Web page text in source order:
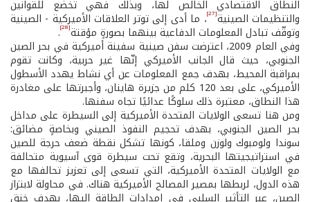
النطاق الاقتصادي الخالص لها، وبذلك فهي تخضع للقوانين
والتنظيمات الصينية[27] ، ما أدى إلى توتر العلاقات الأميركية - الصينية
وتوقّف تبادل المعلومات الدفاعية بينهما بصورةٍ مؤقتة[28]
.
وفي العام 2009، اعترضت سفن صينية سفينة أميركية في بحر الصين
الجنوبي، حيث قال الجانب الأميركي إنّها غير حربية، وكانت تقوم
بمراقبة المحيط، بهدف جمع المعلومات عن أي نشاط يهدد الأسطول
الأميركي، على بعد 120 كلم من جزيرة هاينان، وأجبرتها على مغادرة
هذا النطاق، معتبرة ذلك سلوكًا عدائيًا تجاه سفنها.
ومن هنا تسعى الولايات المتحدة الأميركية إلى السيطرة على مداخل
بحر الصين الجنوبي، بهدف تحجيم النفوذ الصيني وبخاصةٍ مضائق:
سوندا ولومبوك ولوزن وملقا، كونها تشكل نقطة ضعف حرجة للصين
في استراتيجيتها البحرية، وتقع تحت سيطرة قوى آسيوية متحالفة
مع الولايات المتحدة الأميركية، التي تسعى إلى تعزيز تحالفها مع
هذه الدول، لربطها بمصير المصالح الأميركية هناك. في محاولة لابتزاز
الصين، عبر التأثير السلبي في إمدادات الطاقة إليها، بهدف خنق